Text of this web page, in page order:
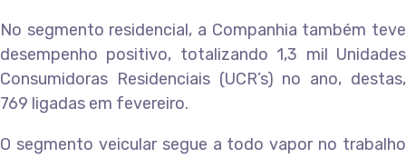
No segmento residencial, a Companhia também teve
desempenho positivo, totalizando 1,3 mil Unidades
Consumidoras Residenciais (UCR’s) no ano, destas,
769 ligadas em fevereiro.
O segmento veicular segue a todo vapor no trabalho